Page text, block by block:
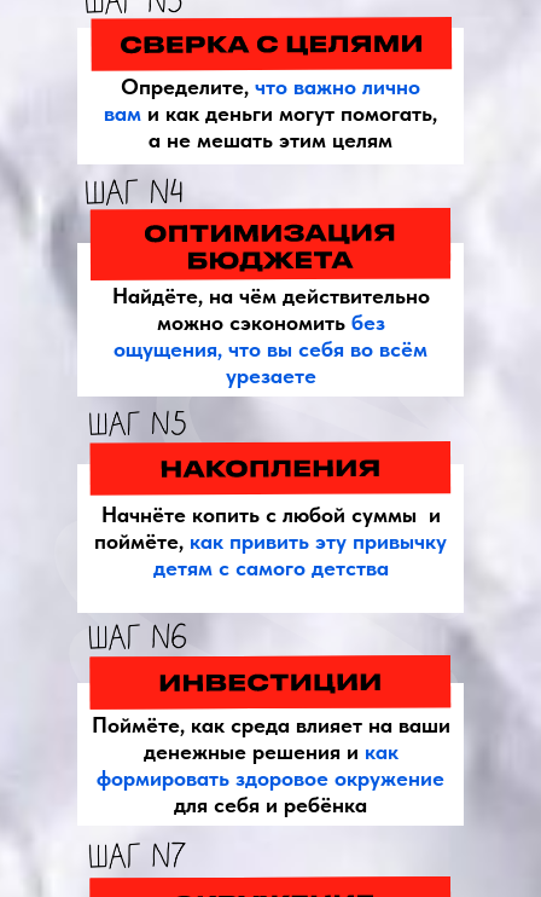
Определите, что важно лично
вам и как деньги могут помогать,
а не мешать этим целям
Найдёте, на чём действительно
можно сэкономить без
ощущения, что вы себя во всём
урезаете
Начнёте копить с любой суммы и
поймёте, как привить эту привычку
детям с самого детства
Поймёте, как среда влияет на ваши
денежные решения и как
формировать здоровое окружение
для себя и ребёнка